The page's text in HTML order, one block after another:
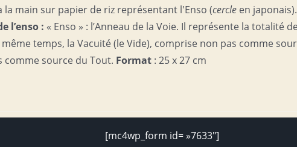
main sur papier de riz représentant l'Enso (cercle en japonais).
l’enso : « Enso » : l’Anneau de la Voie. Il représente la totalité
même temps, la Vacuité (le Vide), comprise non pas comme
comme source du Tout. Format : 25 x 27 cm
[mc4wp_form id= »7633″]